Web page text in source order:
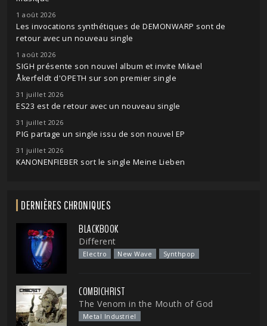
1 août 2026
Les invocations synthétiques de DEMONWARP sont de
retour avec un nouveau single
1 août 2026
SIGH présente son nouvel album et invite Mikael
Åkerfeldt d'OPETH sur son premier single
31 juillet 2026
ES23 est de retour avec un nouveau single
31 juillet 2026
PIG partage un single issu de son nouvel EP
31 juillet 2026
KANONENFIEBER sort le single Meine Lieben
DERNIÈRES CHRONIQUES
BLACKBOOK
Different
Electro New Wave Synthpop
COMBICHRIST
The Venom in the Mouth of God
Metal Industriel